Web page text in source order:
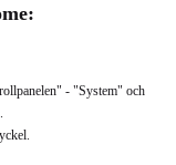
- "System" och